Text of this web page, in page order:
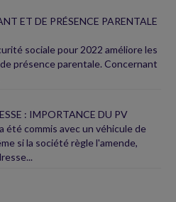
ET DE PRÉSENCE PARENTALE
sociale pour 2022 améliore les
présence parentale. Concernant
: IMPORTANCE DU PV
été commis avec un véhicule de
si la société règle l'amende,